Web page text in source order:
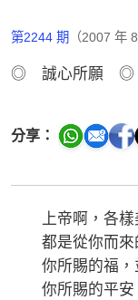
第2244 期 （2007 年
◎ 誠心所願 ◎
分享：
上帝啊，各樣
都是從你而來
你所賜的福，
你所賜的平安